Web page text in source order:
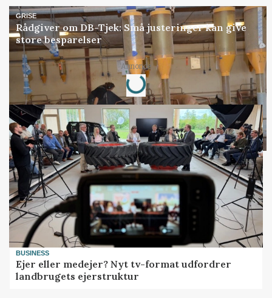
GRISE
Rådgiver om DB-Tjek: Små justeringer kan give
store besparelser
Annonce
Loading...
BUSINESS
Ejer eller medejer? Nyt tv-format udfordrer
landbrugets ejerstruktur